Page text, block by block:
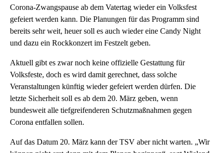
Corona-Zwangspause ab dem Vatertag wieder ein Volksfest
gefeiert werden kann. Die Planungen für das Programm sind
bereits sehr weit, heuer soll es auch wieder eine Candy Night
und dazu ein Rockkonzert im Festzelt geben.
Aktuell gibt es zwar noch keine offizielle Gestattung für
Volksfeste, doch es wird damit gerechnet, dass solche
Veranstaltungen künftig wieder gefeiert werden dürfen. Die
letzte Sicherheit soll es ab dem 20. März geben, wenn
bundesweit alle tiefgreifenderen Schutzmaßnahmen gegen
Corona entfallen sollen.
Auf das Datum 20. März kann der TSV aber nicht warten. „Wir